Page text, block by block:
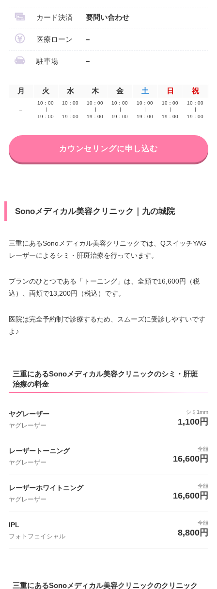
カード決済 要問い合わせ
医療ローン –
駐車場 –
月 火 水 木 金 土 日 祝
–
10：00
19：00
10：00
19：00
10：00
19：00
10：00
19：00
10：00
19：00
10：00
19：00
10：00
19：00
カウンセリングに申し込む
Sonoメディカル美容クリニック｜九の城院
三重にあるSonoメディカル美容クリニックでは、QスイッチYAG
レーザーによるシミ・肝斑治療を行っています。
プランのひとつである「トーニング」は、全顔で16,600円（税
込）、両頬で13,200円（税込）です。
医院は完全予約制で診療するため、スムーズに受診しやすいです
よ♪
三重にあるSonoメディカル美容クリニックのシミ・肝斑
治療の料金
ヤグレーザー
ヤグレーザー
シミ1mm
1,100円
レーザートーニング
ヤグレーザー
全顔
16,600円
レーザーホワイトニング
ヤグレーザー
全顔
16,600円
IPL
フォトフェイシャル
全顔
8,800円
三重にあるSonoメディカル美容クリニックのクリニック